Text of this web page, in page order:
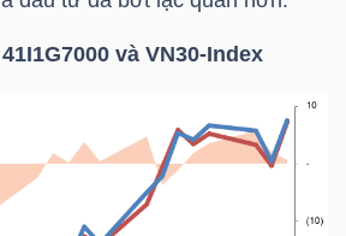
và VN30-Index